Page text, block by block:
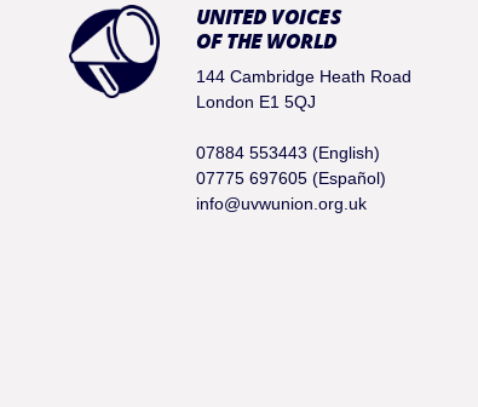
UNITED VOICES
OF THE WORLD
144 Cambridge Heath Road
London E1 5QJ
07884 553443 (English)
07775 697605 (Español)
info@uvwunion.org.uk